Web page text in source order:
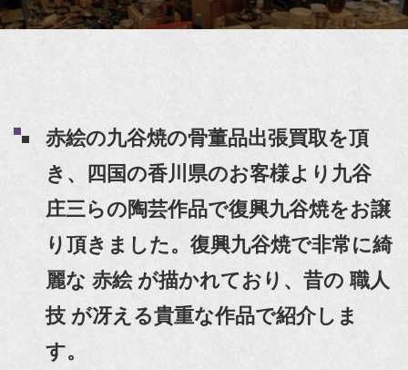
赤絵の九谷焼の骨董品出張買取を頂
き、四国の香川県のお客様より九谷
庄三らの陶芸作品で復興九谷焼をお譲
り頂きました。復興九谷焼で非常に綺
麗な 赤絵 が描かれており、昔の 職人
技 が冴える貴重な作品で紹介しま
す。